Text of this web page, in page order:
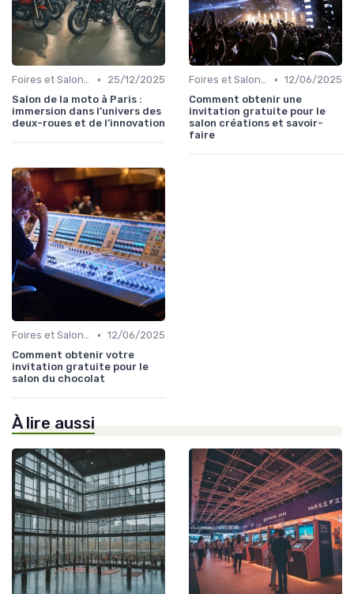
Foires et Salons Grand Public •
25/12/2025
Salon de la moto à Paris :
immersion dans l’univers des
deux-roues et de l’innovation
Foires et Salons Grand Public • 12/06/2025
Comment obtenir une
invitation gratuite pour le
salon créations et savoir-
faire
Foires et Salons Grand Public • 12/06/2025
Comment obtenir votre
invitation gratuite pour le
salon du chocolat
À lire aussi